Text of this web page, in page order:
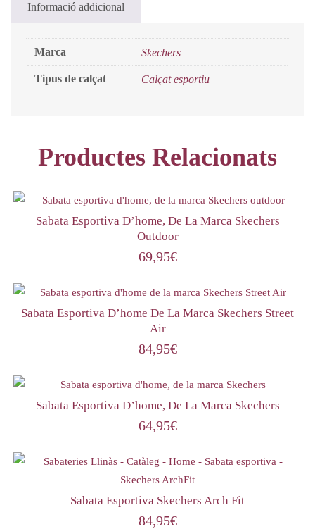
Informació addicional
Marca Skechers
Tipus de calçat Calçat esportiu
Productes Relacionats
Sabata Esportiva D’home, De La Marca Skechers
Outdoor
69,95€
Sabata Esportiva D’home De La Marca Skechers Street
Air
84,95€
Sabata Esportiva D’home, De La Marca Skechers
64,95€
Sabata Esportiva Skechers Arch Fit
84,95€